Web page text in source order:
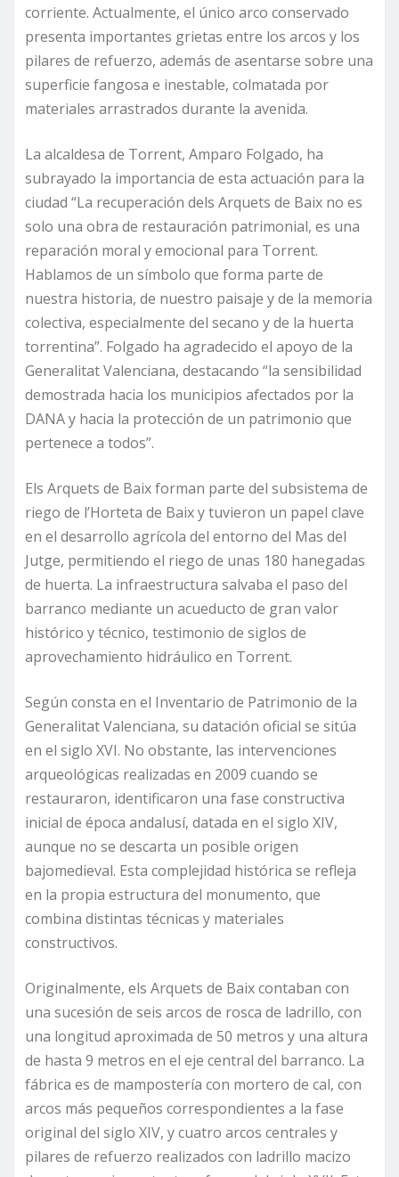
corriente. Actualmente, el único arco conservado
presenta importantes grietas entre los arcos y los
pilares de refuerzo, además de asentarse sobre una
superficie fangosa e inestable, colmatada por
materiales arrastrados durante la avenida.
La alcaldesa de Torrent, Amparo Folgado, ha
subrayado la importancia de esta actuación para la
ciudad “La recuperación dels Arquets de Baix no es
solo una obra de restauración patrimonial, es una
reparación moral y emocional para Torrent.
Hablamos de un símbolo que forma parte de
nuestra historia, de nuestro paisaje y de la memoria
colectiva, especialmente del secano y de la huerta
torrentina”. Folgado ha agradecido el apoyo de la
Generalitat Valenciana, destacando “la sensibilidad
demostrada hacia los municipios afectados por la
DANA y hacia la protección de un patrimonio que
pertenece a todos”.
Els Arquets de Baix forman parte del subsistema de
riego de l’Horteta de Baix y tuvieron un papel clave
en el desarrollo agrícola del entorno del Mas del
Jutge, permitiendo el riego de unas 180 hanegadas
de huerta. La infraestructura salvaba el paso del
barranco mediante un acueducto de gran valor
histórico y técnico, testimonio de siglos de
aprovechamiento hidráulico en Torrent.
Según consta en el Inventario de Patrimonio de la
Generalitat Valenciana, su datación oficial se sitúa
en el siglo XVI. No obstante, las intervenciones
arqueológicas realizadas en 2009 cuando se
restauraron, identificaron una fase constructiva
inicial de época andalusí, datada en el siglo XIV,
aunque no se descarta un posible origen
bajomedieval. Esta complejidad histórica se refleja
en la propia estructura del monumento, que
combina distintas técnicas y materiales
constructivos.
Originalmente, els Arquets de Baix contaban con
una sucesión de seis arcos de rosca de ladrillo, con
una longitud aproximada de 50 metros y una altura
de hasta 9 metros en el eje central del barranco. La
fábrica es de mampostería con mortero de cal, con
arcos más pequeños correspondientes a la fase
original del siglo XIV, y cuatro arcos centrales y
pilares de refuerzo realizados con ladrillo macizo